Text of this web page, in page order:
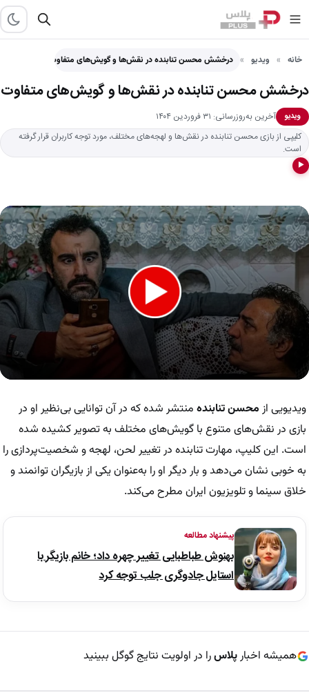
خانه ویدیو درخشش محسن تنابنده در نقش‌ها و گویش‌های متفاوت
درخشش محسن تنابنده در نقش‌ها و گویش‌های متفاوت
ویدیو
آخرین به‌روزرسانی: ۳۱ فروردین ۱۴۰۴
کلیپی از بازی محسن تنابنده در نقش‌ها و لهجه‌های مختلف، مورد توجه کاربران قرار گرفته
است.
▶
seconds
ویدیویی از محسن تنابنده منتشر شده که در آن توانایی بی‌نظیر او در
بازی در نقش‌های متنوع با گویش‌های مختلف به تصویر کشیده شده
است. این کلیپ، مهارت تنابنده در تغییر لحن، لهجه و شخصیت‌پردازی را
به خوبی نشان می‌دهد و بار دیگر او را به‌عنوان یکی از بازیگران توانمند و
خلاق سینما و تلویزیون ایران مطرح می‌کند.
پیشنهاد مطالعه
بهنوش طباطبایی تغییر چهره داد؛ خانم بازیگر با
استایل جادوگری جلب توجه کرد
همیشه اخبارپلاسرا در اولویت نتایج گوگل ببینید